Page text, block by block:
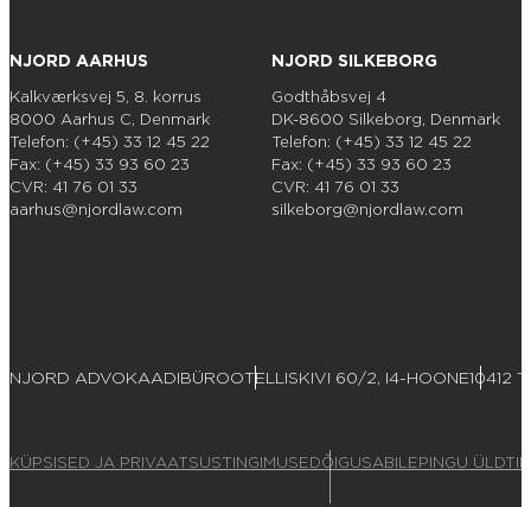
NJORD AARHUS
Kalkværksvej 5, 8. korrus
8000 Aarhus C, Denmark
Telefon: (+45) 33 12 45 22
Fax: (+45) 33 93 60 23
CVR: 41 76 01 33
aarhus@njordlaw.com
NJORD SILKEBORG
Godthåbsvej 4
DK-8600 Silkeborg, Denmark
Telefon: (+45) 33 12 45 22
Fax: (+45) 33 93 60 23
CVR: 41 76 01 33
silkeborg@njordlaw.com
NJORD ADVOKAADIBÜROOTELLISKIVI 60/2, I4-HOONE10412
KÜPSISED JA PRIVAATSUSTINGIMUSEDÕIGUSABILEPINGU